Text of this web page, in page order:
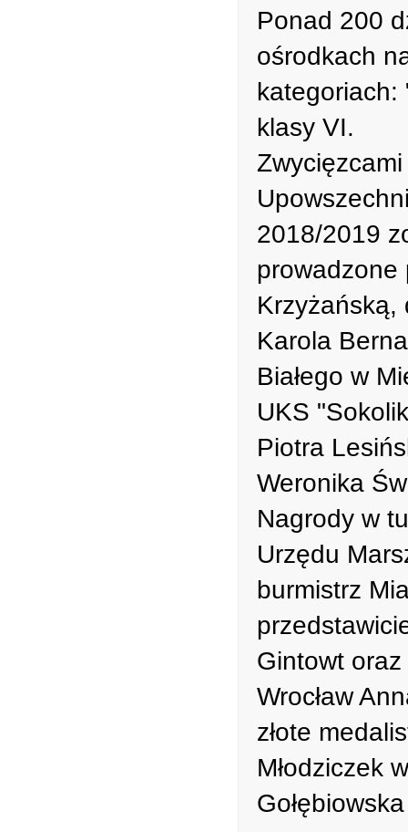
Ponad 200
ośrodkach
kategoriach:
klasy VI.
2018/2019
prowadzone
Krzyżańską,
Karola
Białego w
UKS
Piotra
Weronika
Nagrody w
Urzędu
burmistrz
Gintowt
Wrocław
złote
Młodziczek